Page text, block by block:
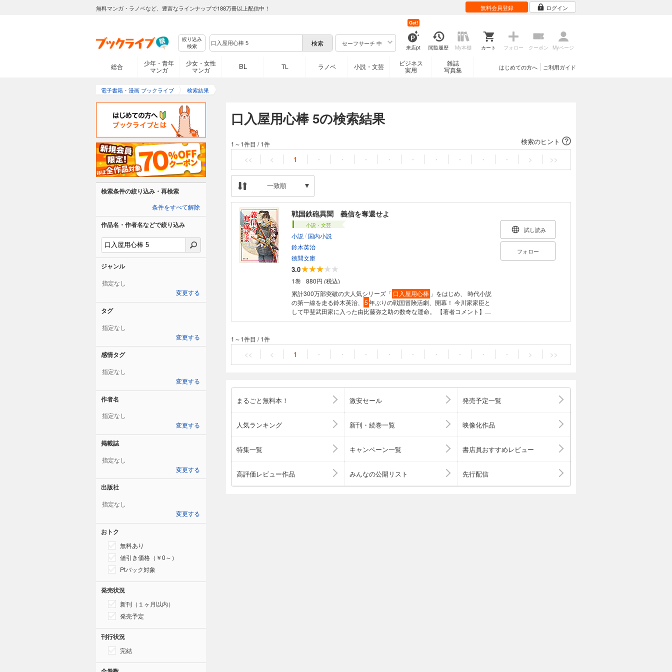
無料マンガ・ラノベなど、豊富なラインナップで188万冊以上配信中！ 無料会員登録 ログイン
絞り込み
検索
セーフサーチ 中
来店pt
Get!
閲覧履歴 My本棚 カート フォロー クーポン Myページ
総合
少年・青年
マンガ
少女・女性
マンガ
BL TL ラノベ 小説・文芸
ビジネス
実用
雑誌
写真集
ご利用ガイド
はじめての方へ
電子書籍・漫画 ブックライブ 検索結果
口入屋用心棒 5の検索結果
検索のヒント
1～1件目 /1件
<< < 1 ・ ・ ・ ・ ・ ・ ・ ・ ・ > >>
一致順
戦国鉄砲異聞 義信を奪還せよ
小説・文芸
小説 / 国内小説
鈴木英治
徳間文庫
3.0
1巻
880円 (税込)
累計300万部突破の大人気シリーズ「 口入屋用心棒 」をはじめ、 時代小説
の第一線を走る鈴木英治、
5年ぶりの戦国冒険活劇、開幕！ 今川家家臣と
して甲斐武田家に入った由比藤弥之助の数奇な運命。 【著者コメント】
『義元謀殺』でデビューした私にとって 今作は五年ぶりの戦国物で、かな
男・義信に嫁いだ今川義元の娘・日奈姫。 その供侍として甲斐に付き従っ
てきた由比藤弥之助は鉄砲の腕を見込まれ 指南役となり、やがて義信の小
姓となる。 桶狭間の戦いで義元が討ち死にしたのを機に駿河を我がものに
る。 さらに信玄が義元の仇である織田信長と同盟を結んだことで、義信は
父を亡きものにしようとするが、 逆に謀反の疑いで東光寺に幽閉される。
弥之介は旧臣の長坂清四郎勝繁、曽根周防守昌清らと義信を救い出そうと
するが失敗、 ただひとり生き残る――。 書下し時代冒険活劇、新シリー
試し読み
フォロー
1～1件目 /1件
<< < 1 ・ ・ ・ ・ ・ ・ ・ ・ ・ > >>
まるごと無料本！ 激安セール 発売予定一覧
人気ランキング 新刊・続巻一覧 映像化作品
特集一覧 キャンペーン一覧 書店員おすすめレビュー
高評価レビュー作品 みんなの公開リスト 先行配信
検索条件の絞り込み・再検索
条件をすべて解除
作品名・作者名などで絞り込み
ジャンル
指定なし
変更する
タグ
指定なし
変更する
感情タグ
指定なし
変更する
作者名
指定なし
変更する
掲載誌
指定なし
変更する
出版社
指定なし
変更する
おトク
無料あり
値引き価格（￥0～）
Ptバック対象
発売状況
新刊（１ヶ月以内）
発売予定
刊行状況
完結